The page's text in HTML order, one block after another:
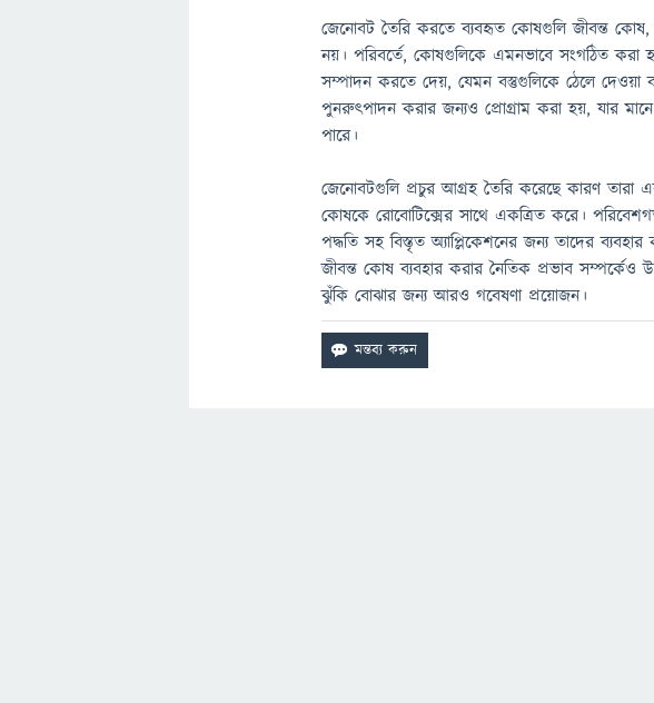
জেনোবট তৈরি করতে ব্যবহৃত কোষগুলি জীবন্ত কোষ,
নয়। পরিবর্তে, কোষগুলিকে এমনভাবে সংগঠিত করা
সম্পাদন করতে দেয়, যেমন বস্তুগুলিকে ঠেলে দেওয়া
পুনরুত্পাদন করার জন্যও প্রোগ্রাম করা হয়, যার
পারে।
জেনোবটগুলি প্রচুর আগ্রহ তৈরি করেছে কারণ তারা
কোষকে রোবোটিক্সের সাথে একত্রিত করে।
পদ্ধতি সহ বিস্তৃত অ্যাপ্লিকেশনের জন্য তাদের
জীবন্ত কোষ ব্যবহার করার নৈতিক প্রভাব সম্পর্কেও
ঝুঁকি বোঝার জন্য আরও গবেষণা প্রয়োজন।